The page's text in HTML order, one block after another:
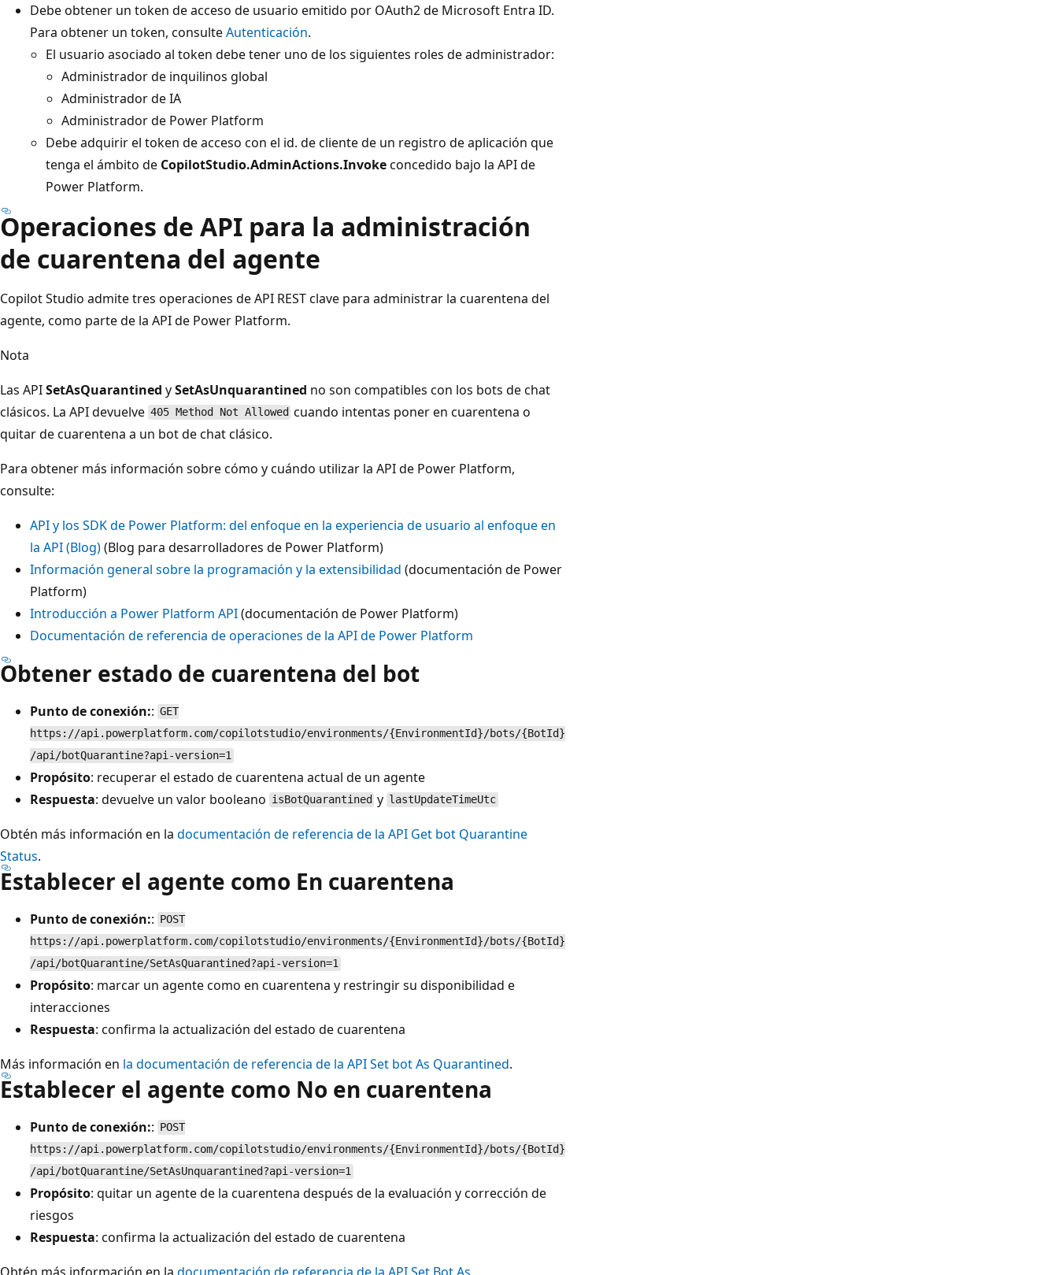
Debe obtener un token de acceso de usuario emitido por OAuth2 de Microsoft Entra ID.
Para obtener un token, consulteAutenticación.
El usuario asociado al token debe tener uno de los siguientes roles de administrador:
Administrador de inquilinos global
Administrador de IA
Administrador de Power Platform
Debe adquirir el token de acceso con el id. de cliente de un registro de aplicación que
tenga el ámbito de CopilotStudio.AdminActions.Invokeconcedido bajo la API de
Power Platform.
Operaciones de API para la administración
de cuarentena del agente
Copilot Studio admite tres operaciones de API REST clave para administrar la cuarentena del
agente, como parte de la API de Power Platform.
Nota
Las APISetAsQuarantined ySetAsUnquarantined no son compatibles con los bots de chat
clásicos. La API devuelve 405 Method Not Allowed cuando intentas poner en cuarentena o
quitar de cuarentena a un bot de chat clásico.
Para obtener más información sobre cómo y cuándo utilizar la API de Power Platform,
consulte:
API y los SDK de Power Platform: del enfoque en la experiencia de usuario al enfoque en
la API (Blog)(Blog para desarrolladores de Power Platform)
Información general sobre la programación y la extensibilidad (documentación de Power
Platform)
Introducción a Power Platform API(documentación de Power Platform)
Documentación de referencia de operaciones de la API de Power Platform
Obtener estado de cuarentena del bot
Punto de conexión:: GET
https://api.powerplatform.com/copilotstudio/environments/{EnvironmentId}/bots/{BotId}
/api/botQuarantine?api-version=1
Propósito: recuperar el estado de cuarentena actual de un agente
Respuesta: devuelve un valor booleano isBotQuarantined y lastUpdateTimeUtc
Obtén más información en la documentación de referencia de la API Get bot Quarantine
Status.
Establecer el agente como En cuarentena
Punto de conexión:: POST
https://api.powerplatform.com/copilotstudio/environments/{EnvironmentId}/bots/{BotId}
/api/botQuarantine/SetAsQuarantined?api-version=1
Propósito: marcar un agente como en cuarentena y restringir su disponibilidad e
interacciones
Respuesta: confirma la actualización del estado de cuarentena
Más información en la documentación de referencia de la API Set bot As Quarantined.
Establecer el agente como No en cuarentena
Punto de conexión:: POST
https://api.powerplatform.com/copilotstudio/environments/{EnvironmentId}/bots/{BotId}
/api/botQuarantine/SetAsUnquarantined?api-version=1
Propósito: quitar un agente de la cuarentena después de la evaluación y corrección de
riesgos
Respuesta: confirma la actualización del estado de cuarentena
Obtén más información en la documentación de referencia de la API Set Bot As